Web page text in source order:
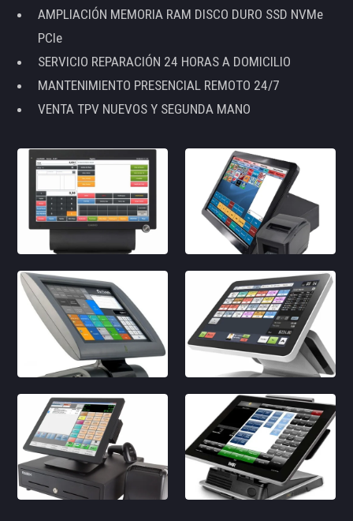
AMPLIACIÓN MEMORIA RAM DISCO DURO SSD NVMe
PCIe
SERVICIO REPARACIÓN 24 HORAS A DOMICILIO
MANTENIMIENTO PRESENCIAL REMOTO 24/7
VENTA TPV NUEVOS Y SEGUNDA MANO